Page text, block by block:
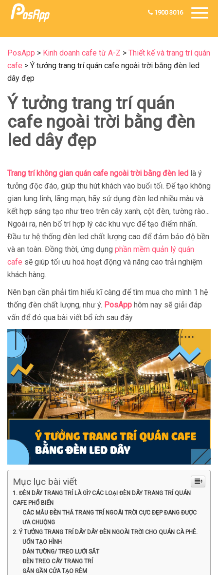
1900 3016
PosApp > Kinh doanh cafe từ A-Z > Thiết kế và trang trí quán
cafe > Ý tưởng trang trí quán cafe ngoài trời bằng đèn led
dây đẹp
Ý tưởng trang trí quán
cafe ngoài trời bằng đèn
led dây đẹp
Trang trí không gian quán cafe ngoài trời bằng đèn led là ý
tưởng độc đáo, giúp thu hút khách vào buổi tối. Để tạo không
gian lung linh, lãng mạn, hãy sử dụng đèn led nhiều màu và
kết hợp sáng tạo như treo trên cây xanh, cột đèn, tường rào...
Ngoài ra, nên bố trí hợp lý các khu vực để tạo điểm nhấn.
Đầu tư hệ thống đèn led chất lượng cao để đảm bảo độ bền
và an toàn. Đồng thời, ứng dụng phần mềm quản lý quán
cafe sẽ giúp tối ưu hoá hoạt động và nâng cao trải nghiệm
khách hàng.
Nên bạn cần phải tìm hiểu kĩ càng để tìm mua cho mình 1 hệ
thống đèn chất lượng, như ý. PosApp hôm nay sẽ giải đáp
vấn để đó qua bài viết bổ ích sau đây
Mục lục bài viết
1. ĐÈN DÂY TRANG TRÍ LÀ GÌ? CÁC LOẠI ĐÈN DÂY TRANG TRÍ QUÁN
CAFE PHỔ BIẾN
CÁC MẪU ĐÈN THẢ TRANG TRÍ NGOÀI TRỜI CỰC ĐẸP ĐANG ĐƯỢC
ƯA CHUỘNG
2. Ý TƯỞNG TRANG TRÍ DÂY DÂY ĐÈN NGOÀI TRỜI CHO QUÁN CÀ PHÊ.
UỐN TẠO HÌNH
DÁN TƯỜNG/ TREO LƯỚI SẮT
ĐÈN TREO CÂY TRANG TRÍ
GẮN GẦN CỬA TẠO RÈM